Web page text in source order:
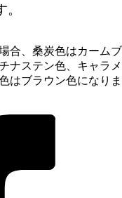
合、桑炭色はカームブ
ナステン色、キャラメ
はブラウン色になりま